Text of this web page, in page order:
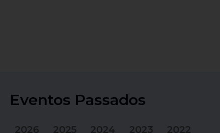
Eventos Passados
2026 2025 2024 2023
2022